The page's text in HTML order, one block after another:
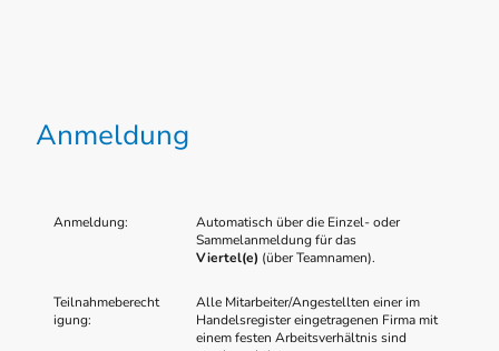
Anmeldung
Anmeldung:
Automatisch über die Einzel- oder
Sammelanmeldung für das
Viertel(e) (über Teamnamen).
Teilnahmeberecht
igung:
Alle Mitarbeiter/Angestellten einer im
Handelsregister eingetragenen Firma mit
einem festen Arbeitsverhältnis sind